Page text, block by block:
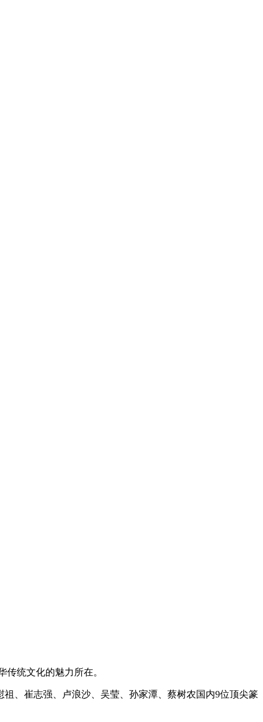
统文化的魅力所在。
、崔志强、卢浪沙、吴莹、孙家潭、蔡树农国内9位顶尖篆